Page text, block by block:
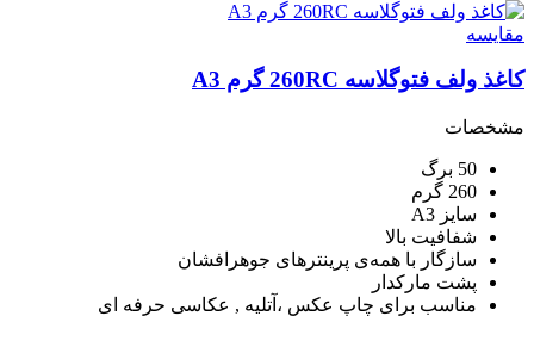
مقايسه
کاغذ ولف فتوگلاسه 260RC گرم A3
مشخصات
50 برگ
260 گرم
سایز A3
شفافیت بالا
سازگار با همه‌ی پرینترهای جوهرافشان
پشت مارکدار
مناسب برای چاپ عکس ،آتلیه , عکاسی حرفه ای